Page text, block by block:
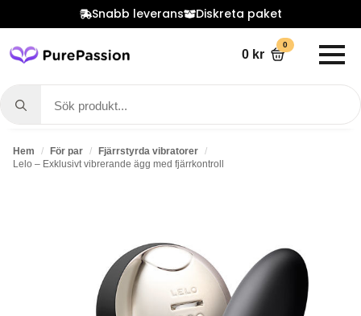
Snabb leverans Diskreta paket
0 kr
0
Search
for:
Hem För par
Fjärrstyrda vibratorer
Lelo – Exklusivt vibrerande ägg med fjärrkontroll